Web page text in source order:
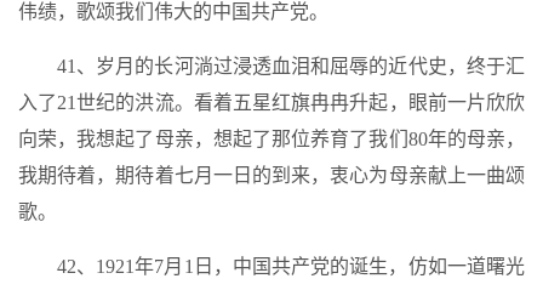
伟绩，歌颂我们伟大的中国共产党。
41、岁月的长河淌过浸透血泪和屈辱的近代史，终于汇
入了21世纪的洪流。看着五星红旗冉冉升起，眼前一片欣欣
向荣，我想起了母亲，想起了那位养育了我们80年的母亲，
我期待着，期待着七月一日的到来，衷心为母亲献上一曲颂
歌。
42、1921年7月1日，中国共产党的诞生，仿如一道曙光